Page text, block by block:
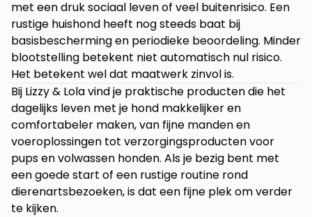
met een druk sociaal leven of veel buitenrisico. Een
rustige huishond heeft nog steeds baat bij
basisbescherming en periodieke beoordeling. Minder
blootstelling betekent niet automatisch nul risico.
Het betekent wel dat maatwerk zinvol is.
Bij Lizzy & Lolavind je praktische producten die het
dagelijks leven met je hond makkelijker en
comfortabeler maken, van fijne manden en
voeroplossingen tot verzorgingsproducten voor
pups en volwassen honden. Als je bezig bent met
een goede start of een rustige routine rond
dierenartsbezoeken, is dat een fijne plek om verder
te kijken.